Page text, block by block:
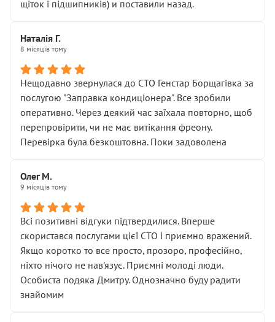
щіток і підшипників) и поставили назад.
Наталія Г.
8 місяців тому
Нещодавно звернулася до СТО Генстар Борщагівка за
послугою "Заправка кондиціонера". Все зробили
оперативно. Через деякий час заїхала повторно, щоб
перепровірити, чи не має витікання фреону.
Перевірка була безкоштовна. Поки задоволена
Олег М.
9 місяців тому
Всі позитивні відгуки підтвердилися. Вперше
скористався послугами цієї СТО і приємно вражений.
Якщо коротко то все просто, прозоро, професійно,
ніхто нічого не нав'язує. Приємні молоді люди.
Особиста подяка Дмитру. Однозначно буду радити
знайомим